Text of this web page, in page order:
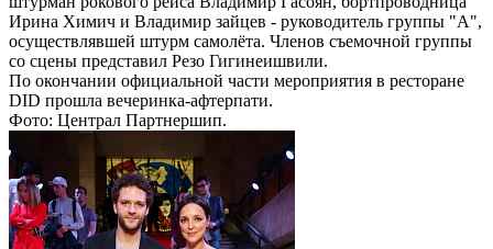
Ирина Химич и Владимир зайцев - руководитель группы "А",
осуществлявшей штурм самолёта. Членов съемочной группы
со сцены представил Резо Гигинеишвили.
По окончании официальной части мероприятия в ресторане
DID прошла вечеринка-афтерпати.
Фото: Централ Партнершип.